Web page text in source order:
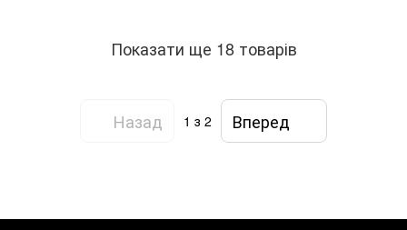
Показати ще 18 товарів
Назад 1 з 2 Вперед